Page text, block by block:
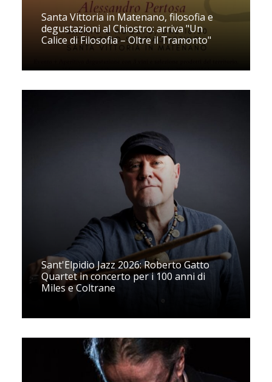
Santa Vittoria in Matenano, filosofia e
degustazioni al Chiostro: arriva "Un
Calice di Filosofia – Oltre il Tramonto"
Sant'Elpidio Jazz 2026: Roberto Gatto
Quartet in concerto per i 100 anni di
Miles e Coltrane